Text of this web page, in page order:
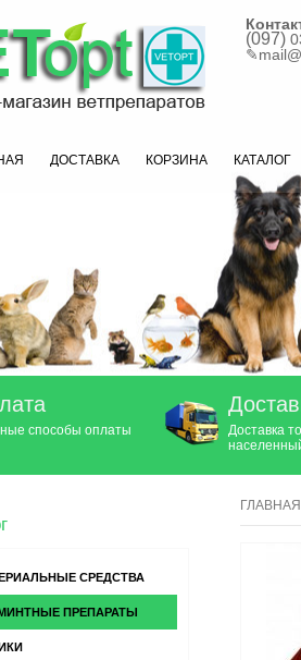
(097)
✎
ДОСТАВКА КОРЗИНА КАТАЛОГ
способы оплаты
Доставка
ГЛАВНАЯ
СРЕДСТВА
ПРЕПАРАТЫ